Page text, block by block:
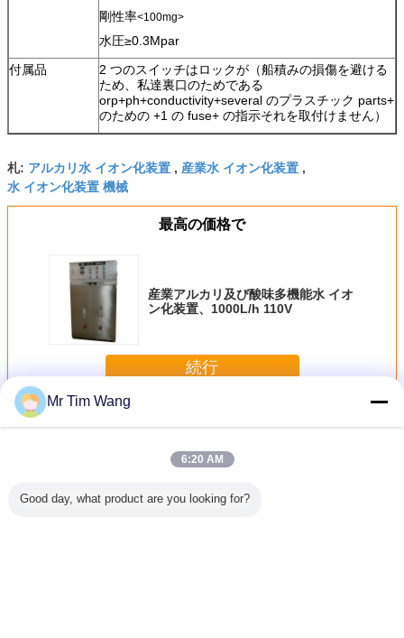
剛性率<100mg>
水圧≥0.3Mpar
付属品
2 つのスイッチはロックが（船積みの損傷を避ける
ため、私達裏口のためである
orp+ph+conductivity+several のプラスチック parts+
のための +1 の fuse+ の指示それを取付けません）
札: アルカリ水 イオン化装置 , 産業水 イオン化装置 ,
水 イオン化装置 機械
最高の価格で
産業アルカリ及び酸味多機能水 イオ
ン化装置、1000L/h 110V
続行
多く多機能水 イオン化装置
Mr Tim Wang
6:20 AM
Good day, what product are you looking for?